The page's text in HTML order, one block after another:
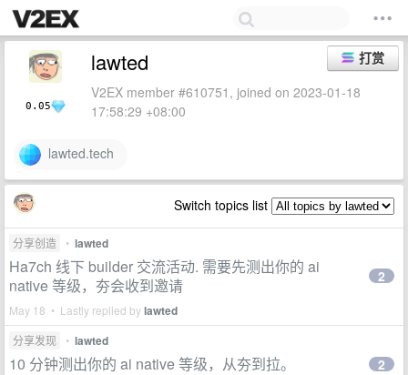
0.05
打赏
lawted
V2EX member #610751, joined on 2023-01-18
17:58:29 +08:00
lawted.tech
Switch topics list
分享创造 • lawted
Ha7ch 线下 builder 交流活动. 需要先测出你的 ai
native 等级，夯会收到邀请
May 18 • Lastly replied bylawted
2
分享发现 • lawted
10 分钟测出你的 ai native 等级，从夯到拉。 2